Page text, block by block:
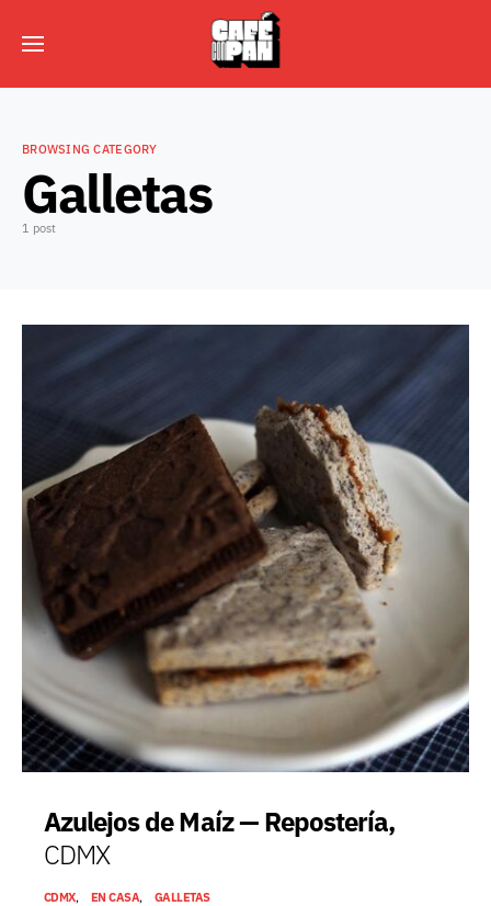
BROWSING CATEGORY
Galletas
1 post
Azulejos de Maíz — Repostería,
CDMX
CDMX EN CASA GALLETAS